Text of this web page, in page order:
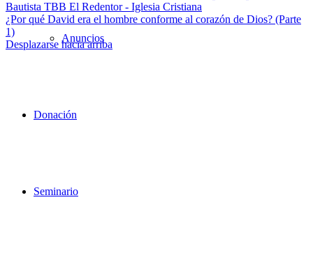
Anuncios
Donación
Seminario
¿Por qué David era el hombre conforme al corazón de Dios? (Parte
1)
Desplazarse hacia arriba